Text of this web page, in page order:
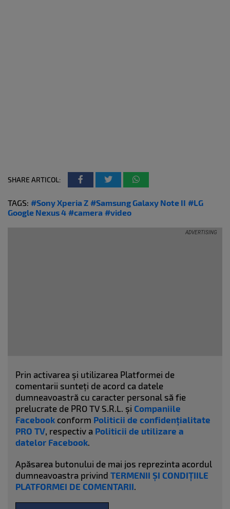
SHARE ARTICOL:
TAGS: #Sony Xperia Z #Samsung Galaxy Note II #LG
Google Nexus 4 #camera #video
Prin activarea și utilizarea Platformei de
comentarii sunteți de acord ca datele
dumneavoastră cu caracter personal să fie
prelucrate de PRO TV S.R.L. și Companiile
Facebook conform Politicii de confidențialitate
PRO TV, respectiv a Politicii de utilizare a
datelor Facebook.
Apăsarea butonului de mai jos reprezinta acordul
dumneavoastra privind TERMENII ȘI CONDIȚIILE
PLATFORMEI DE COMENTARII.